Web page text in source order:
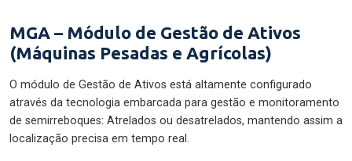
MGA – Módulo de Gestão de Ativos
(Máquinas Pesadas e Agrícolas)
O módulo de Gestão de Ativos está altamente configurado
através da tecnologia embarcada para gestão e monitoramento
de semirreboques: Atrelados ou desatrelados, mantendo assim a
localização precisa em tempo real.